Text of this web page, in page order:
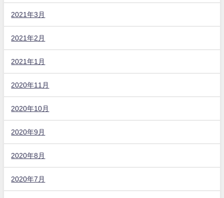
2021年3月
2021年2月
2021年1月
2020年11月
2020年10月
2020年9月
2020年8月
2020年7月